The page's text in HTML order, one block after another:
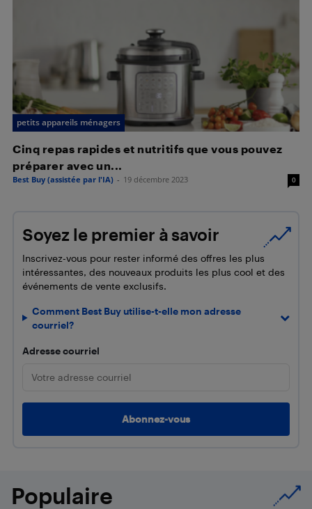
petits appareils ménagers
Cinq repas rapides et nutritifs que vous pouvez
préparer avec un...
Best Buy (assistée par l'IA) - 19 décembre 2023 0
Soyez le premier à savoir
Inscrivez-vous pour rester informé des offres les plus
intéressantes, des nouveaux produits les plus cool et des
événements de vente exclusifs.
Comment Best Buy utilise-t-elle mon adresse
courriel?
Adresse courriel
Populaire